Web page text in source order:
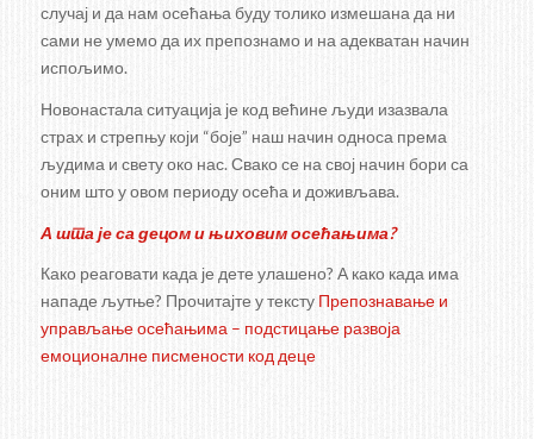
случај и да нам осећања буду толико измешана да ни
сами не умемо да их препознамо и на адекватан начин
испољимо.
Новонастала ситуација је код већине људи изазвала
страх и стрепњу који “боје” наш начин односа према
људима и свету око нас. Свако се на свој начин бори са
оним што у овом периоду осећа и доживљава.
А шта је са децом и њиховим осећањима?
Како реаговати када је дете улашено? А како када има
нападе љутње? Прочитајте у тексту Препознавање и
управљање осећањима – подстицање развоја
емоционалне писмености код деце